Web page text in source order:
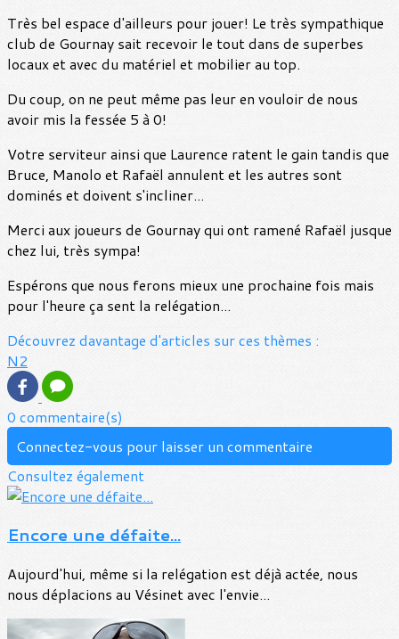
Très bel espace d'ailleurs pour jouer! Le très sympathique
club de Gournay sait recevoir le tout dans de superbes
locaux et avec du matériel et mobilier au top.
Du coup, on ne peut même pas leur en vouloir de nous
avoir mis la fessée 5 à 0!
Votre serviteur ainsi que Laurence ratent le gain tandis que
Bruce, Manolo et Rafaël annulent et les autres sont
dominés et doivent s'incliner...
Merci aux joueurs de Gournay qui ont ramené Rafaël jusque
chez lui, très sympa!
Espérons que nous ferons mieux une prochaine fois mais
pour l'heure ça sent la relégation...
Découvrez davantage d'articles sur ces thèmes :
N2
0 commentaire(s)
Connectez-vous pour laisser un commentaire
Consultez également
Encore une défaite...
Aujourd'hui, même si la relégation est déjà actée, nous
nous déplacions au Vésinet avec l'envie...